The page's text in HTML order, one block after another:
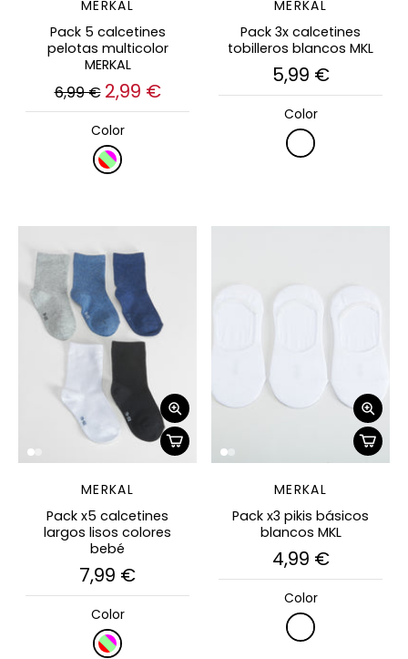
MERKAL
Pack 5 calcetines
pelotas multicolor
MERKAL
6,99 € 2,99 €
Color
MERKAL
Pack 3x calcetines
tobilleros blancos MKL
5,99 €
Color
MERKAL
Pack x5 calcetines
largos lisos colores
bebé
7,99 €
Color
MERKAL
Pack x3 pikis básicos
blancos MKL
4,99 €
Color